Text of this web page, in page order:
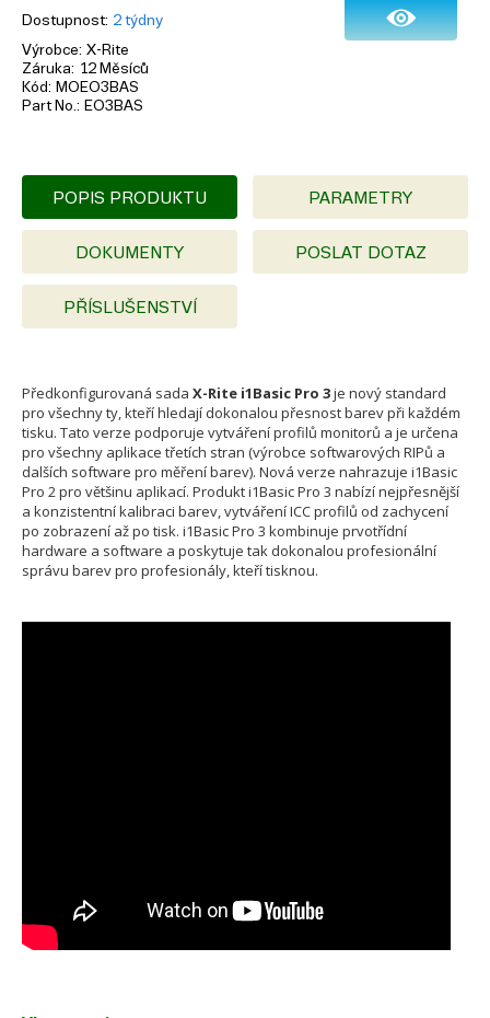
Dostupnost 2 týdny
Výrobce X-Rite
Záruka
12 Měsíců
Kód
MOEO3BAS
Part No.
EO3BAS
POPIS PRODUKTU PARAMETRY
DOKUMENTY POSLAT DOTAZ
PŘÍSLUŠENSTVÍ
Předkonfigurovaná sada X-Rite i1Basic Pro 3je nový standard
pro všechny ty, kteří hledají dokonalou přesnost barev při každém
tisku. Tato verze podporuje vytváření profilů monitorů a je určena
pro všechny aplikace třetích stran (výrobce softwarových RIPů a
dalších software pro měření barev). Nová verze nahrazuje i1Basic
Pro 2 pro většinu aplikací. Produkt i1Basic Pro 3 nabízí nejpřesnější
a konzistentní kalibraci barev, vytváření ICC profilů od zachycení
po zobrazení až po tisk. i1Basic Pro 3 kombinuje prvotřídní
hardware a software a poskytuje tak dokonalou profesionální
správu barev pro profesionály, kteří tisknou.